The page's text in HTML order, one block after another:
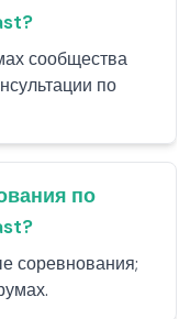
сообщества
по
по
соревнования;